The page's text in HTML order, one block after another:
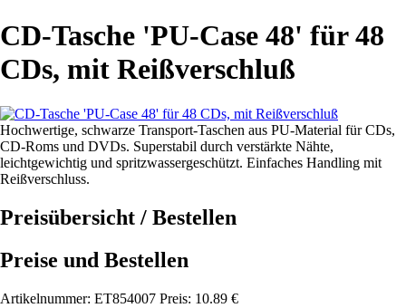
CD-Tasche 'PU-Case 48' für 48
CDs, mit Reißverschluß
Hochwertige, schwarze Transport-Taschen aus PU-Material für CDs,
CD-Roms und DVDs. Superstabil durch verstärkte Nähte,
leichtgewichtig und spritzwassergeschützt. Einfaches Handling mit
Reißverschluss.
Preisübersicht / Bestellen
Preise und Bestellen
Artikelnummer: ET854007 Preis: 10.89 €